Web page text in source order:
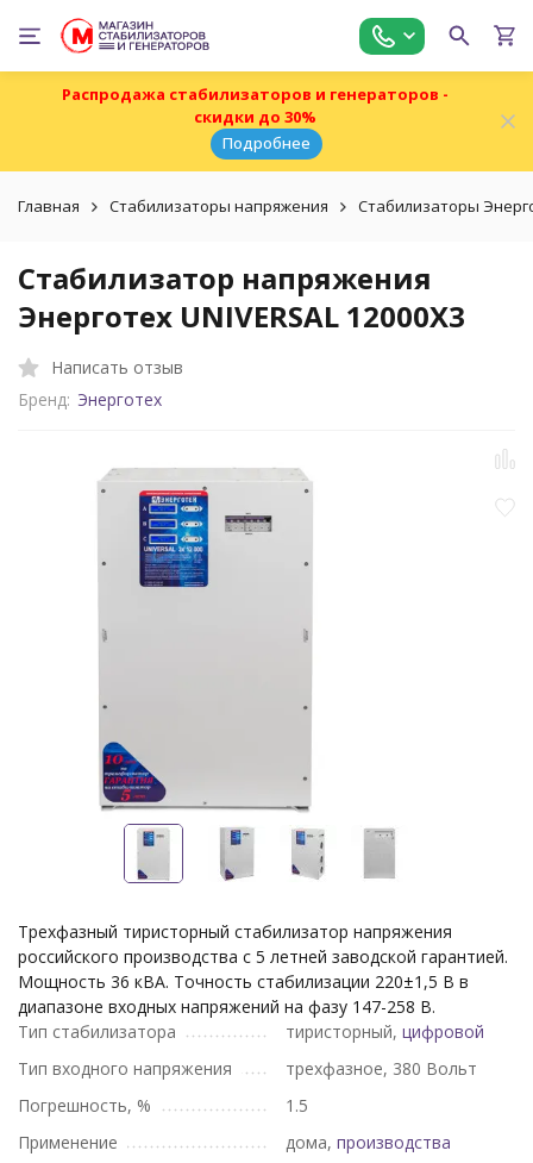
Распродажа стабилизаторов и генераторов -
скидки до 30%
Подробнее
Главная Стабилизаторы напряжения Стабилизаторы
Стабилизатор напряжения
Энерготех UNIVERSAL 12000X3
Написать отзыв
Бренд: Энерготех
Трехфазный тиристорный стабилизатор напряжения
российского производства с 5 летней заводской гарантией.
Мощность 36 кВА. Точность стабилизации 220±1,5 В в
диапазоне входных напряжений на фазу 147-258 В.
Тип стабилизатора
тиристорный, цифровой
Тип входного напряжения
трехфазное, 380 Вольт
Погрешность, %
1.5
Применение
дома, производства